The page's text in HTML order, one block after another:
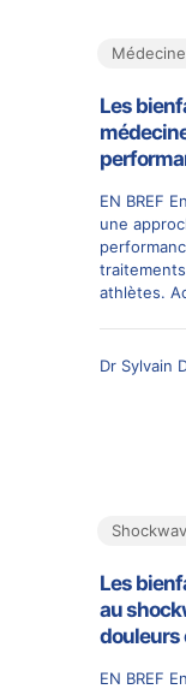
Les
EN BREF
une
athlètes.
Dr Sylvain
Les
au
douleurs
EN BREF